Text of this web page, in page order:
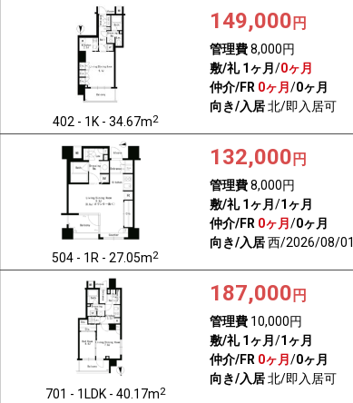
402 - 1K - 34.67m2
149,000 円
管理費8,000円
敷/礼 1ヶ月/0ヶ月
仲介/FR 0ヶ月/0ヶ月
向き/入居北/即入居可
504 - 1R - 27.05m2
132,000 円
管理費8,000円
敷/礼 1ヶ月/1ヶ月
仲介/FR 0ヶ月/0ヶ月
向き/入居西/2026/08/01
701 - 1LDK - 40.17m2
187,000 円
管理費 10,000円
敷/礼 1ヶ月/1ヶ月
仲介/FR 0ヶ月/0ヶ月
向き/入居北/即入居可